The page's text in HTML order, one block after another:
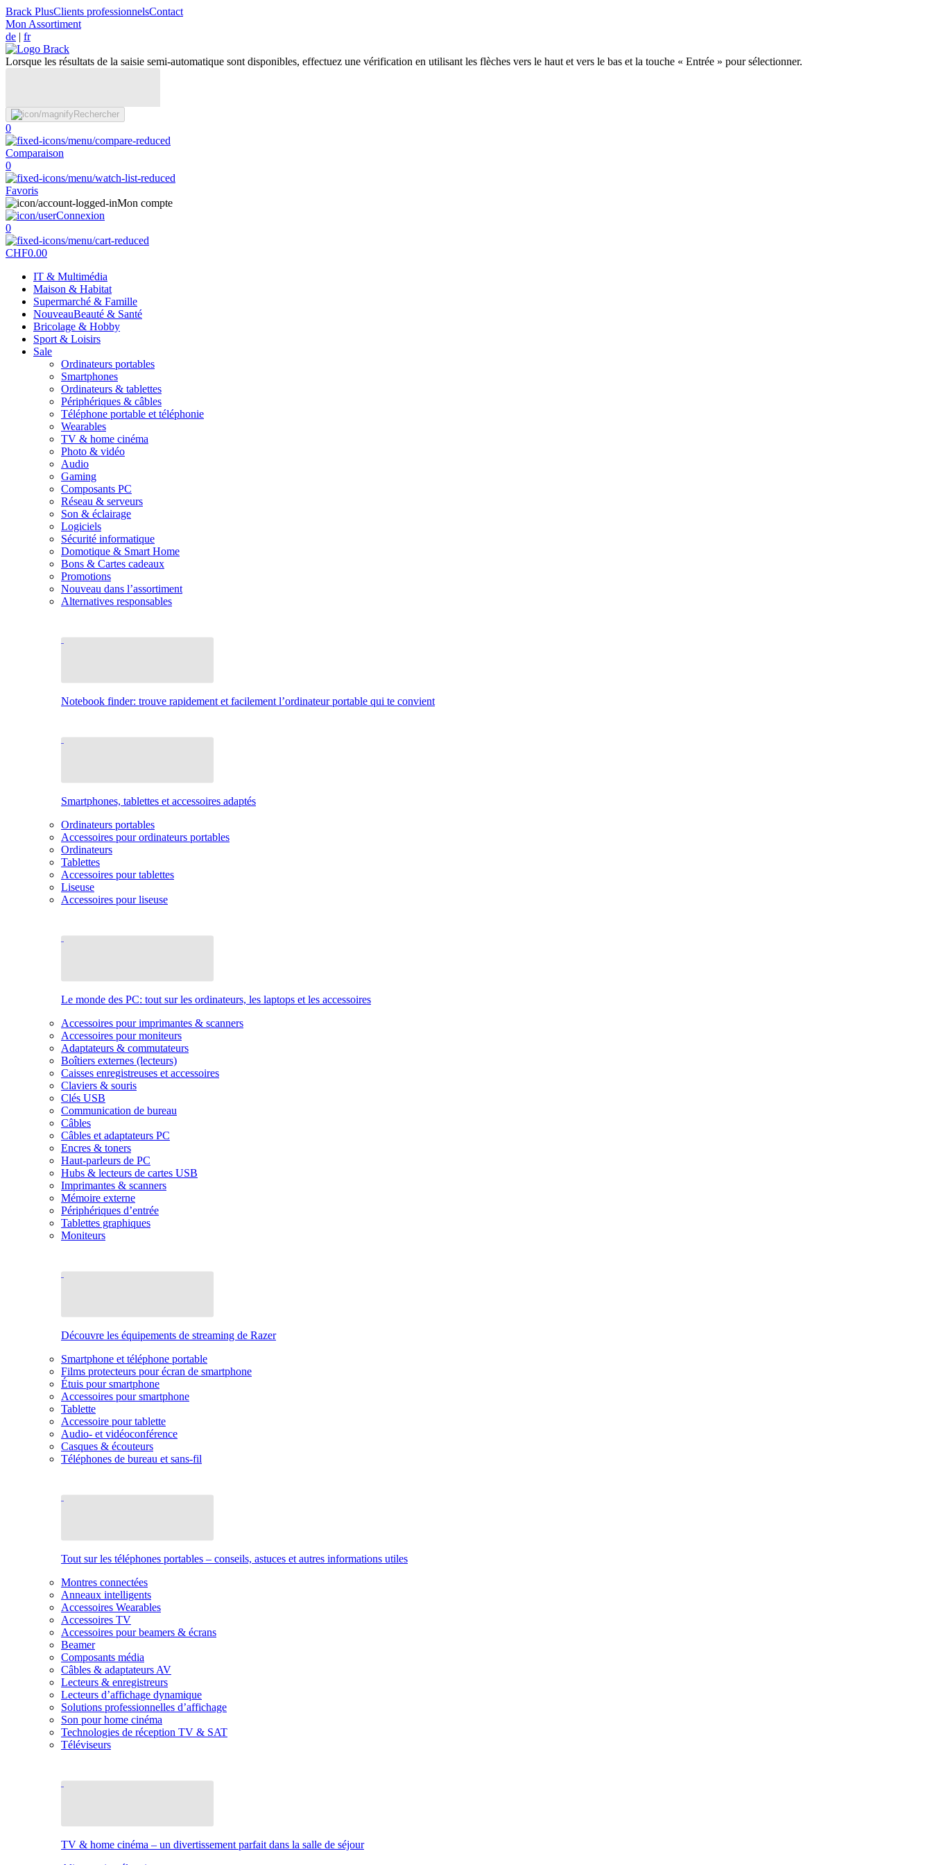
Brack PlusClients professionnelsContact
Mon Assortiment
de | fr
Lorsque les résultats de la saisie semi-automatique sont disponibles, effectuez une vérification en utilisant les flèches vers le haut et vers le bas et la touche « Entrée » pour sélectionner.
Rechercher
0
Comparaison
0
Favoris
Mon compte
Connexion
0
CHF0.00
IT & Multimédia
Maison & Habitat
Supermarché & Famille
NouveauBeauté & Santé
Bricolage & Hobby
Sport & Loisirs
Sale
Ordinateurs portables
Smartphones
Ordinateurs & tablettes
Périphériques & câbles
Téléphone portable et téléphonie
Wearables
TV & home cinéma
Photo & vidéo
Audio
Gaming
Composants PC
Réseau & serveurs
Son & éclairage
Logiciels
Sécurité informatique
Domotique & Smart Home
Bons & Cartes cadeaux
Promotions
Nouveau dans l’assortiment
Alternatives responsables
Notebook finder: trouve rapidement et facilement l’ordinateur portable qui te convient
Smartphones, tablettes et accessoires adaptés
Ordinateurs portables
Accessoires pour ordinateurs portables
Ordinateurs
Tablettes
Accessoires pour tablettes
Liseuse
Accessoires pour liseuse
Le monde des PC: tout sur les ordinateurs, les laptops et les accessoires
Accessoires pour imprimantes & scanners
Accessoires pour moniteurs
Adaptateurs & commutateurs
Boîtiers externes (lecteurs)
Caisses enregistreuses et accessoires
Claviers & souris
Clés USB
Communication de bureau
Câbles
Câbles et adaptateurs PC
Encres & toners
Haut-parleurs de PC
Hubs & lecteurs de cartes USB
Imprimantes & scanners
Mémoire externe
Périphériques d’entrée
Tablettes graphiques
Moniteurs
Découvre les équipements de streaming de Razer
Smartphone et téléphone portable
Films protecteurs pour écran de smartphone
Étuis pour smartphone
Accessoires pour smartphone
Tablette
Accessoire pour tablette
Audio- et vidéoconférence
Casques & écouteurs
Téléphones de bureau et sans-fil
Tout sur les téléphones portables – conseils, astuces et autres informations utiles
Montres connectées
Anneaux intelligents
Accessoires Wearables
Accessoires TV
Accessoires pour beamers & écrans
Beamer
Composants média
Câbles & adaptateurs AV
Lecteurs & enregistreurs
Lecteurs d’affichage dynamique
Solutions professionnelles d’affichage
Son pour home cinéma
Technologies de réception TV & SAT
Téléviseurs
TV & home cinéma – un divertissement parfait dans la salle de séjour